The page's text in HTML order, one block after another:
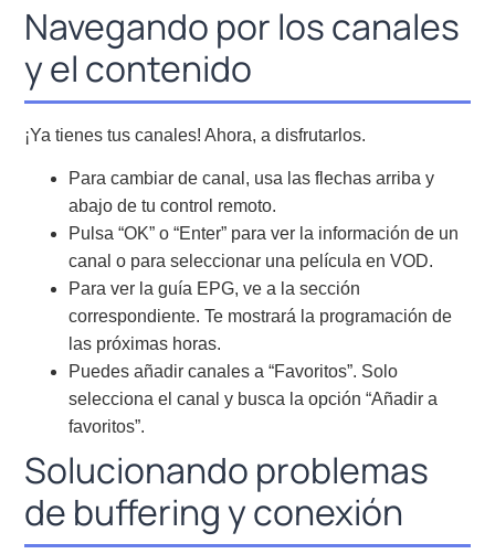
Navegando por los canales
y el contenido
¡Ya tienes tus canales! Ahora, a disfrutarlos.
Para cambiar de canal, usa las flechas arriba y
abajo de tu control remoto.
Pulsa “OK” o “Enter” para ver la información de un
canal o para seleccionar una película en VOD.
Para ver la guía EPG, ve a la sección
correspondiente. Te mostrará la programación de
las próximas horas.
Puedes añadir canales a “Favoritos”. Solo
selecciona el canal y busca la opción “Añadir a
favoritos”.
Solucionando problemas
de buffering y conexión